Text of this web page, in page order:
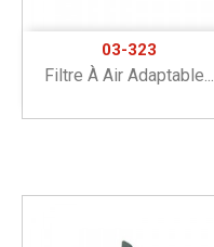
03-323
Filtre À Air Adaptable...